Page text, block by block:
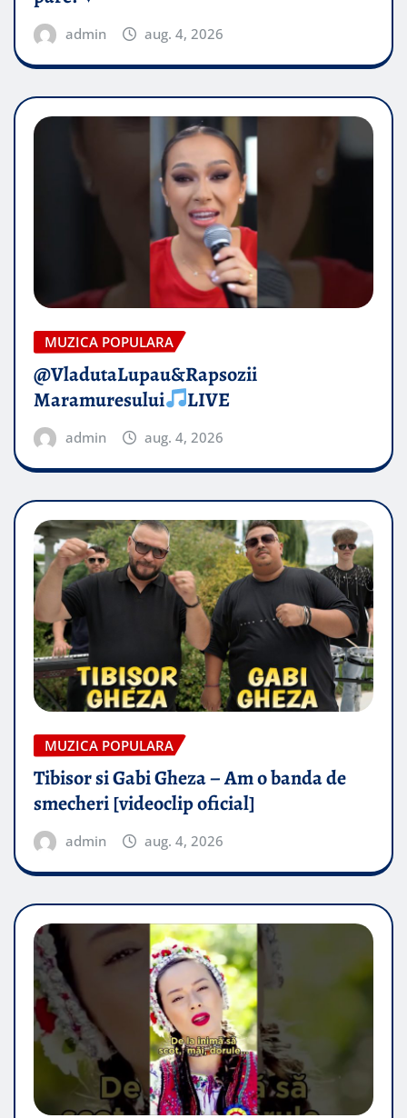
admin aug. 4, 2026
MUZICA POPULARA
@VladutaLupau&Rapsozii
Maramuresului
LIVE
admin aug. 4, 2026
MUZICA POPULARA
Tibisor si Gabi Gheza – Am o banda de
smecheri [videoclip oficial]
admin aug. 4, 2026